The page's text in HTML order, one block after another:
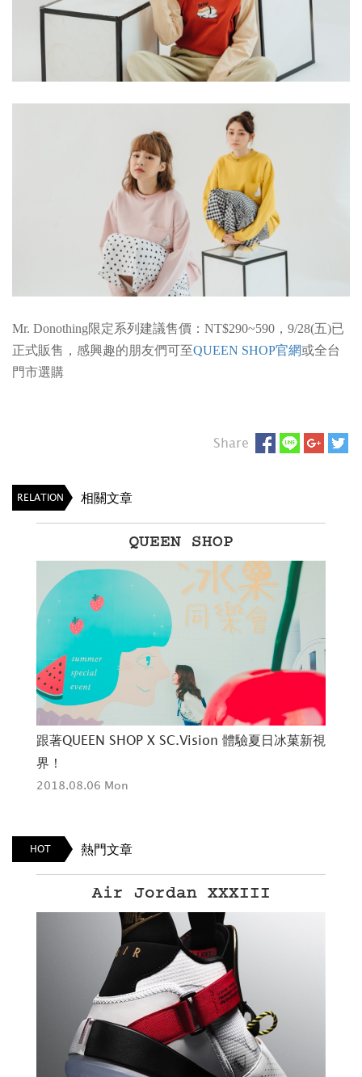
Mr. Donothing限定系列 建議售價：NT$290~590，9/28(五)已
正式販售，感興趣的朋友們可至QUEEN SHOP官網或全台
門市選購
Share
RELATION 相關文章
QUEEN SHOP
跟著QUEEN SHOP X SC.Vision 體驗夏日冰菓新視
界！
2018.08.06 Mon
HOT 熱門文章
Air Jordan XXXIII